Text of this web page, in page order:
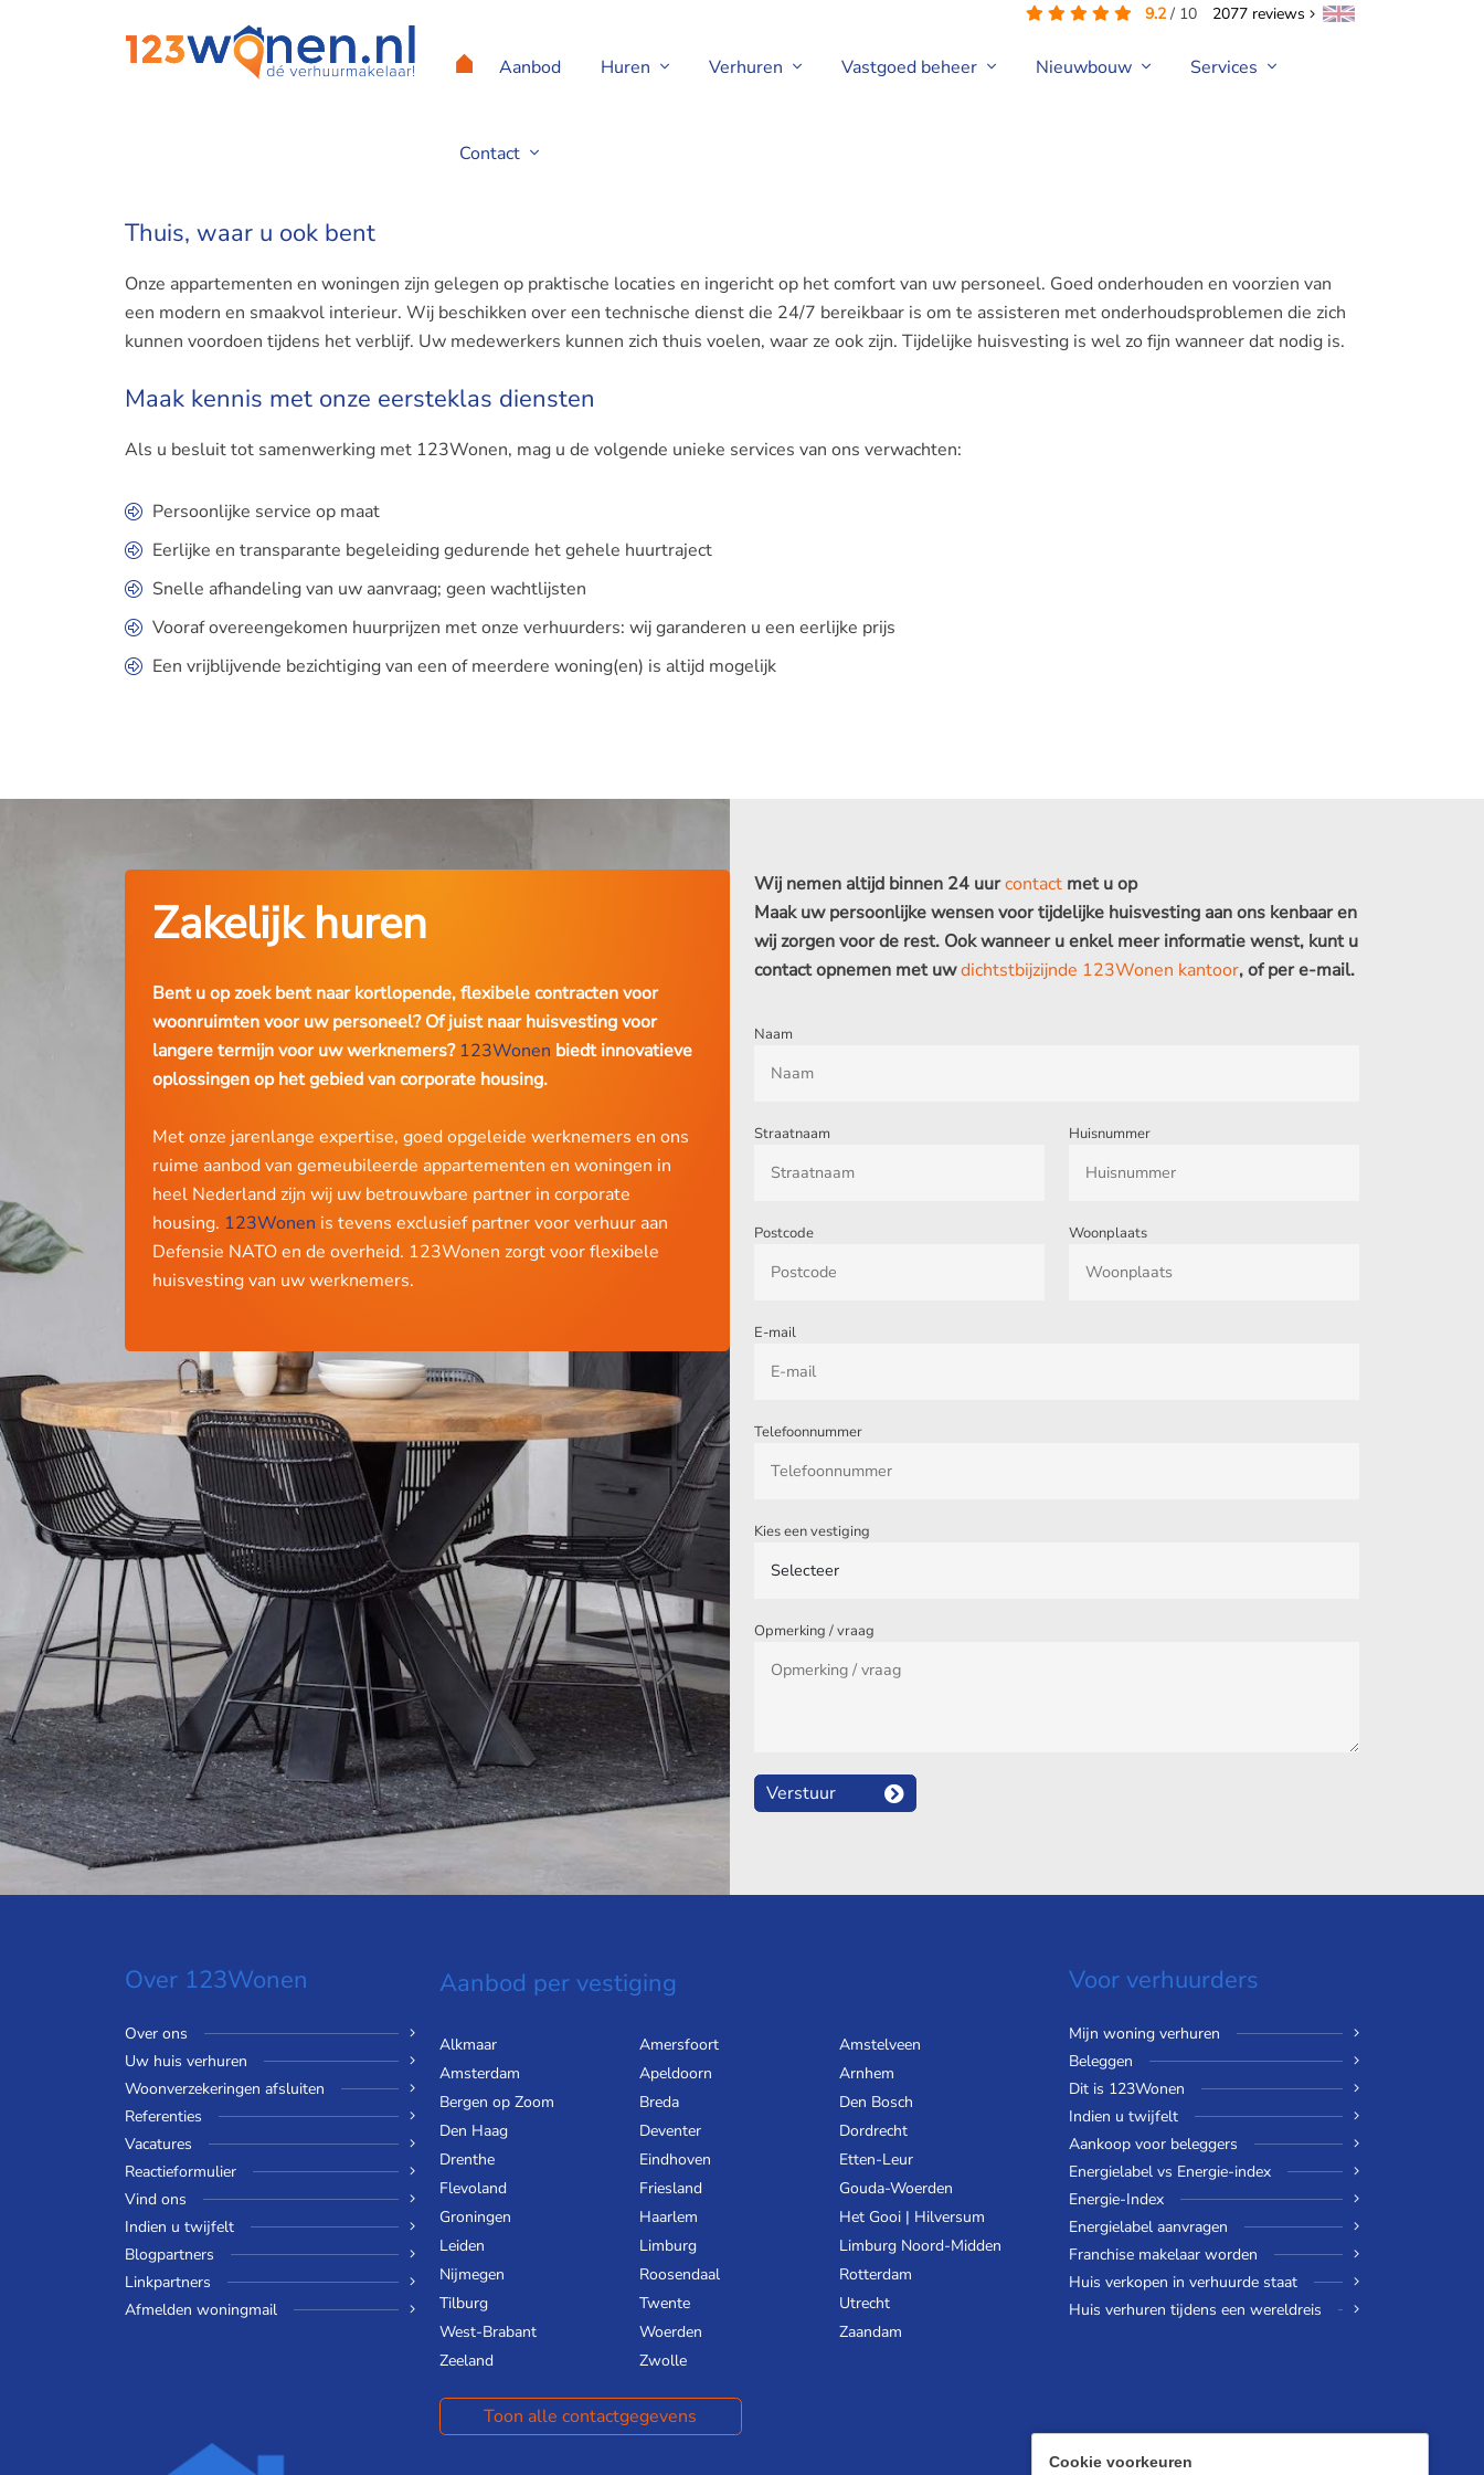
9.2/ 10 2077 reviews
Aanbod Huren Verhuren Vastgoed beheer Nieuwbouw Services
Contact
Thuis, waar u ook bent
Onze appartementen en woningen zijn gelegen op praktische locaties en ingericht op het comfort van uw personeel. Goed onderhouden en voorzien van
een modern en smaakvol interieur. Wij beschikken over een technische dienst die 24/7 bereikbaar is om te assisteren met onderhoudsproblemen die zich
kunnen voordoen tijdens het verblijf. Uw medewerkers kunnen zich thuis voelen, waar ze ook zijn. Tijdelijke huisvesting is wel zo fijn wanneer dat nodig is.
Maak kennis met onze eersteklas diensten
Als u besluit tot samenwerking met 123Wonen, mag u de volgende unieke services van ons verwachten:
Persoonlijke service op maat
Eerlijke en transparante begeleiding gedurende het gehele huurtraject
Snelle afhandeling van uw aanvraag; geen wachtlijsten
Vooraf overeengekomen huurprijzen met onze verhuurders: wij garanderen u een eerlijke prijs
Een vrijblijvende bezichtiging van een of meerdere woning(en) is altijd mogelijk
Zakelijk huren
Bent u op zoek bent naar kortlopende, flexibele contracten voor
woonruimten voor uw personeel? Of juist naar huisvesting voor
langere termijn voor uw werknemers? 123Wonen biedt innovatieve
oplossingen op het gebied van corporate housing.
Met onze jarenlange expertise, goed opgeleide werknemers en ons
ruime aanbod van gemeubileerde appartementen en woningen in
heel Nederland zijn wij uw betrouwbare partner in corporate
housing. 123Wonen is tevens exclusief partner voor verhuur aan
Defensie NATO en de overheid. 123Wonen zorgt voor flexibele
huisvesting van uw werknemers.
Wij nemen altijd binnen 24 uurcontactmet u op
Maak uw persoonlijke wensen voor tijdelijke huisvesting aan ons kenbaar en
wij zorgen voor de rest. Ook wanneer u enkel meer informatie wenst, kunt u
contact opnemen met uwdichtstbijzijnde 123Wonen kantoor, of per e-mail.
Naam
Straatnaam Huisnummer
Postcode Woonplaats
E-mail
Telefoonnummer
Kies een vestiging
Opmerking / vraag
Verstuur
Over 123Wonen
Over ons
Uw huis verhuren
Woonverzekeringen afsluiten
Referenties
Vacatures
Reactieformulier
Vind ons
Indien u twijfelt
Blogpartners
Linkpartners
Afmelden woningmail
Aanbod per vestiging
Alkmaar Amersfoort
Amstelveen
Amsterdam
Apeldoorn
Arnhem
Bergen op Zoom
Breda
Den Bosch
Den Haag
Deventer
Dordrecht
Drenthe
Eindhoven
Etten-Leur
Flevoland
Friesland
Gouda-Woerden
Groningen
Haarlem
Het Gooi | Hilversum
Leiden
Limburg
Limburg Noord-Midden
Nijmegen
Roosendaal
Rotterdam
Tilburg
Twente
Utrecht
West-Brabant
Woerden
Zaandam
Zeeland
Zwolle
Toon alle contactgegevens
Voor verhuurders
Mijn woning verhuren
Beleggen
Dit is 123Wonen
Indien u twijfelt
Aankoop voor beleggers
Energielabel vs Energie-index
Energie-Index
Energielabel aanvragen
Franchise makelaar worden
Huis verkopen in verhuurde staat
Huis verhuren tijdens een wereldreis
Cookie voorkeuren